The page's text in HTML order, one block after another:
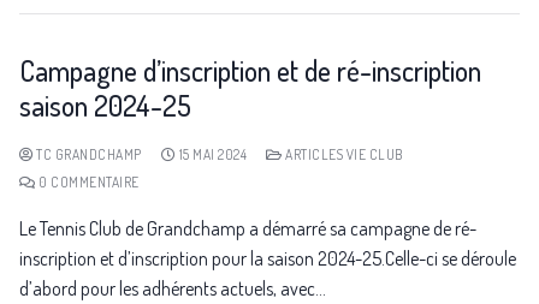
Campagne d’inscription et de ré-inscription
saison 2024-25
TC GRANDCHAMP 15 MAI 2024
ARTICLES VIE CLUB
0 COMMENTAIRE
Le Tennis Club de Grandchamp a démarré sa campagne de ré-
inscription et d’inscription pour la saison 2024-25.Celle-ci se déroule
d’abord pour les adhérents actuels, avec…